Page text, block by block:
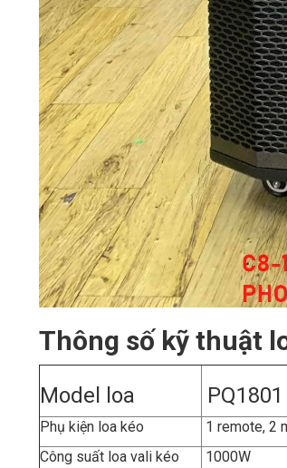
Thông số kỹ thuật
Model loa PQ1801
Phụ kiện loa kéo
1 remote, 2
Công suất loa vali kéo
1000W